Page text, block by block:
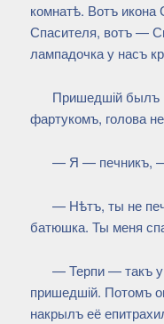
комнатѣ. Вотъ
Спасителя, вотъ —
лампадочка у насъ
Пришедшій былъ
фартукомъ, голова
— Я — печникъ,
— Нѣтъ, ты не
батюшка. Ты меня
— Терпи — такъ
пришедшій. Потомъ
накрылъ её